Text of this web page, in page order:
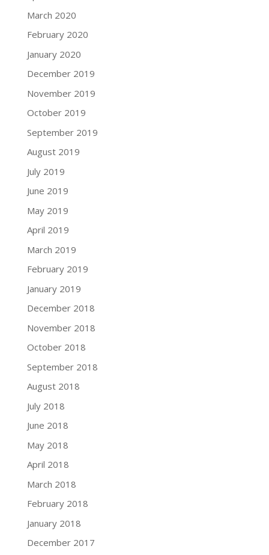
March 2020
February 2020
January 2020
December 2019
November 2019
October 2019
September 2019
August 2019
July 2019
June 2019
May 2019
April 2019
March 2019
February 2019
January 2019
December 2018
November 2018
October 2018
September 2018
August 2018
July 2018
June 2018
May 2018
April 2018
March 2018
February 2018
January 2018
December 2017